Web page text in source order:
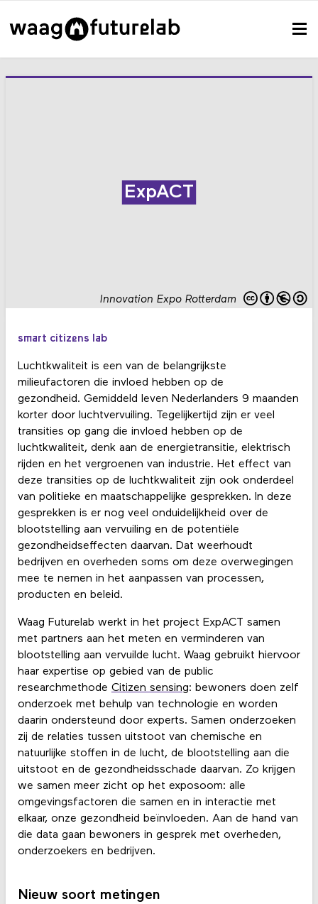
Innovation Expo Rotterdam
ExpACT
smart citizens lab
Luchtkwaliteit is een van de belangrijkste
milieufactoren die invloed hebben op de
gezondheid. Gemiddeld leven Nederlanders 9 maanden
korter door luchtvervuiling. Tegelijkertijd zijn er veel
transities op gang die invloed hebben op de
luchtkwaliteit, denk aan de energietransitie, elektrisch
rijden en het vergroenen van industrie. Het effect van
deze transities op de luchtkwaliteit zijn ook onderdeel
van politieke en maatschappelijke gesprekken. In deze
gesprekken is er nog veel onduidelijkheid over de
blootstelling aan vervuiling en de potentiële
gezondheidseffecten daarvan. Dat weerhoudt
bedrijven en overheden soms om deze overwegingen
mee te nemen in het aanpassen van processen,
producten en beleid.
Waag Futurelab werkt in het project ExpACT samen
met partners aan het meten en verminderen van
blootstelling aan vervuilde lucht. Waag gebruikt hiervoor
haar expertise op gebied van de public
researchmethode Citizen sensing: bewoners doen zelf
onderzoek met behulp van technologie en worden
daarin ondersteund door experts. Samen onderzoeken
zij de relaties tussen uitstoot van chemische en
natuurlijke stoffen in de lucht, de blootstelling aan die
uitstoot en de gezondheidsschade daarvan. Zo krijgen
we samen meer zicht op het exposoom: alle
omgevingsfactoren die samen en in interactie met
elkaar, onze gezondheid beïnvloeden. Aan de hand van
die data gaan bewoners in gesprek met overheden,
onderzoekers en bedrijven.
Nieuw soort metingen